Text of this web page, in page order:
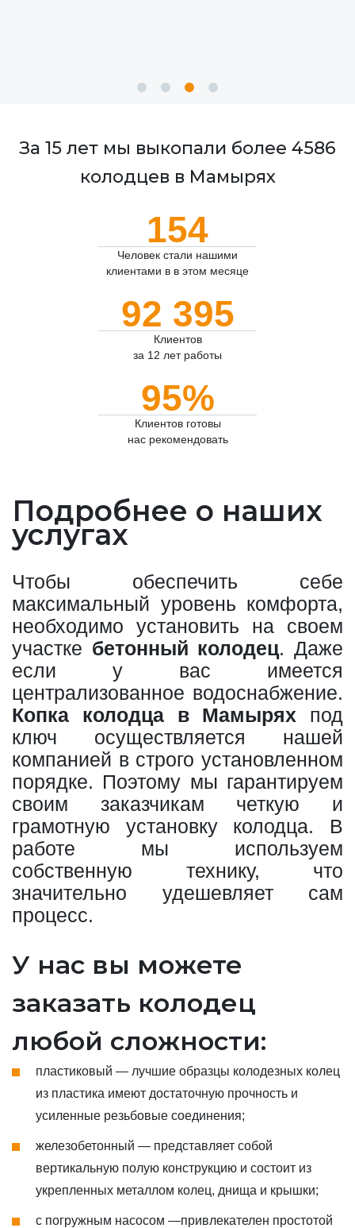
За 15 лет мы выкопали более 4586
колодцев в Мамырях
154
Человек стали нашими
клиентами в в этом месяце
92 395
Клиентов
за 12 лет работы
95%
Клиентов готовы
нас рекомендовать
Подробнее о наших
услугах
Чтобы обеспечить себе
максимальный уровень комфорта,
необходимо установить на своем
участке бетонный колодец. Даже
если у вас имеется
централизованное водоснабжение.
Копка колодца в Мамырях под
ключ осуществляется нашей
компанией в строго установленном
порядке. Поэтому мы гарантируем
своим заказчикам четкую и
грамотную установку колодца. В
работе мы используем
собственную технику, что
значительно удешевляет сам
процесс.
У нас вы можете
заказать колодец
любой сложности:
пластиковый — лучшие образцы колодезных колец
из пластика имеют достаточную прочность и
усиленные резьбовые соединения;
железобетонный — представляет собой
вертикальную полую конструкцию и состоит из
укрепленных металлом колец, днища и крышки;
с погружным насосом —привлекателен простотой